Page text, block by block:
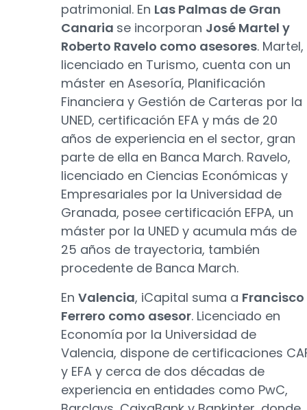
patrimonial. En Las Palmas de Gran
Canaria se incorporan José Martel y
Roberto Ravelo como asesores. Martel,
licenciado en Turismo, cuenta con un
máster en Asesoría, Planificación
Financiera y Gestión de Carteras por la
UNED, certificación EFA y más de 20
años de experiencia en el sector, gran
parte de ella en Banca March. Ravelo,
licenciado en Ciencias Económicas y
Empresariales por la Universidad de
Granada, posee certificación EFPA, un
máster por la UNED y acumula más de
25 años de trayectoria, también
procedente de Banca March.
En Valencia, iCapital suma a Francisco
Ferrero como asesor. Licenciado en
Economía por la Universidad de
Valencia, dispone de certificaciones
y EFA y cerca de dos décadas de
experiencia en entidades como PwC,